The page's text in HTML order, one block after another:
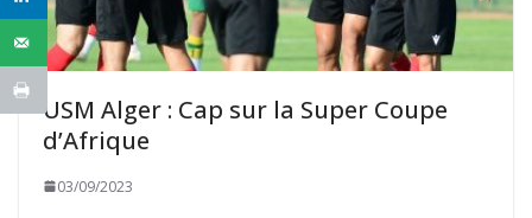
USM Alger : Cap sur la Super Coupe
d’Afrique
03/09/2023